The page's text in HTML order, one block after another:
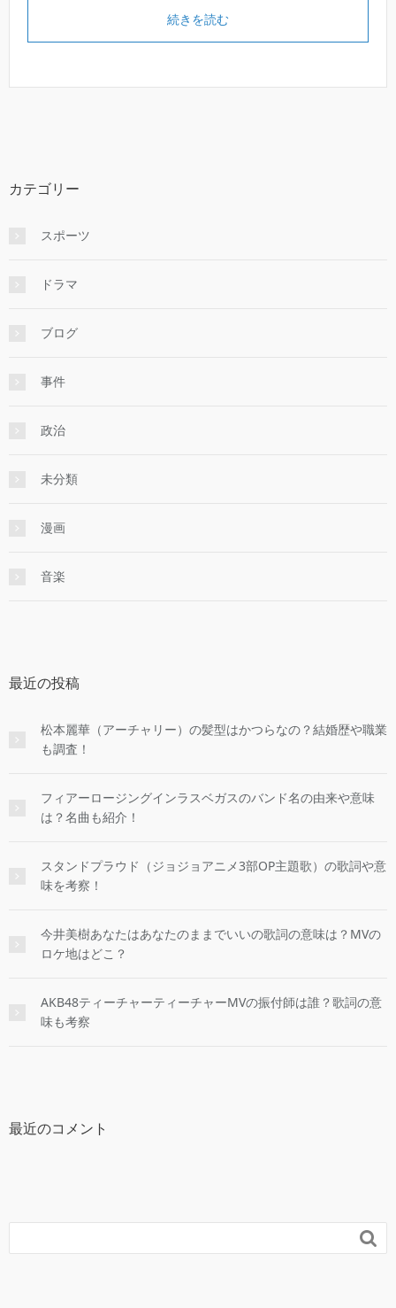
続きを読む
カテゴリー
スポーツ
ドラマ
ブログ
事件
政治
未分類
漫画
音楽
最近の投稿
松本麗華（アーチャリー）の髪型はかつらなの？結婚歴や職業
も調査！
フィアーロージングインラスベガスのバンド名の由来や意味
は？名曲も紹介！
スタンドプラウド（ジョジョアニメ3部OP主題歌）の歌詞や意
味を考察！
今井美樹あなたはあなたのままでいいの歌詞の意味は？MVの
ロケ地はどこ？
AKB48ティーチャーティーチャーMVの振付師は誰？歌詞の意
味も考察
最近のコメント
